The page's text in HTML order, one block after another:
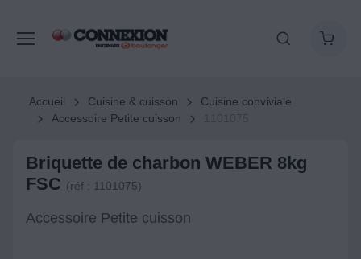
Accueil Cuisine & cuisson
Cuisine conviviale
Accessoire Petite cuisson
Briquette de charbon WEBER 8kg
FSC (réf : 1101075)
Accessoire Petite cuisson